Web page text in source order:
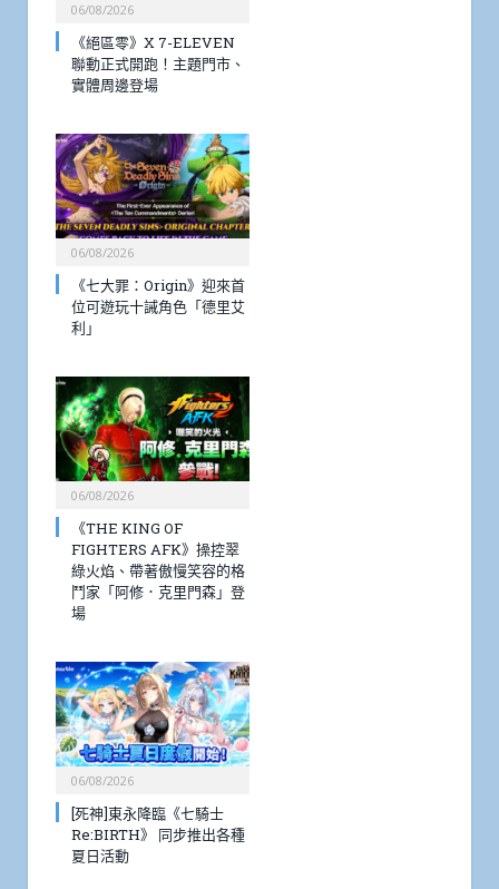
06/08/2026
《絕區零》X 7-ELEVEN
聯動正式開跑！主題門市、
實體周邊登場
06/08/2026
《七大罪：Origin》迎來首
位可遊玩十誡角色「德里艾
利」
06/08/2026
《THE KING OF
FIGHTERS AFK》操控翠
綠火焰、帶著傲慢笑容的格
鬥家「阿修．克里門森」登
場
06/08/2026
[死神]東永降臨《七騎士
Re:BIRTH》 同步推出各種
夏日活動